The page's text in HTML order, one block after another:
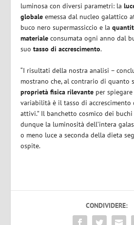
luminosa con diversi parametri: la
globale emessa dal nucleo galattico
buco nero supermassiccio e la
materiale consumata ogni anno dal
suotasso di accrescimento.
“I risultati della nostra analisi –
mostrano che, al contrario di quanto
proprietà fisica rilevante per spiegare
variabilità è il tasso di
attivi.” Il banchetto cosmico dei
dunque la luminosità dell’intera
o meno luce a seconda della dieta
ospite.
CONDIVIDERE: